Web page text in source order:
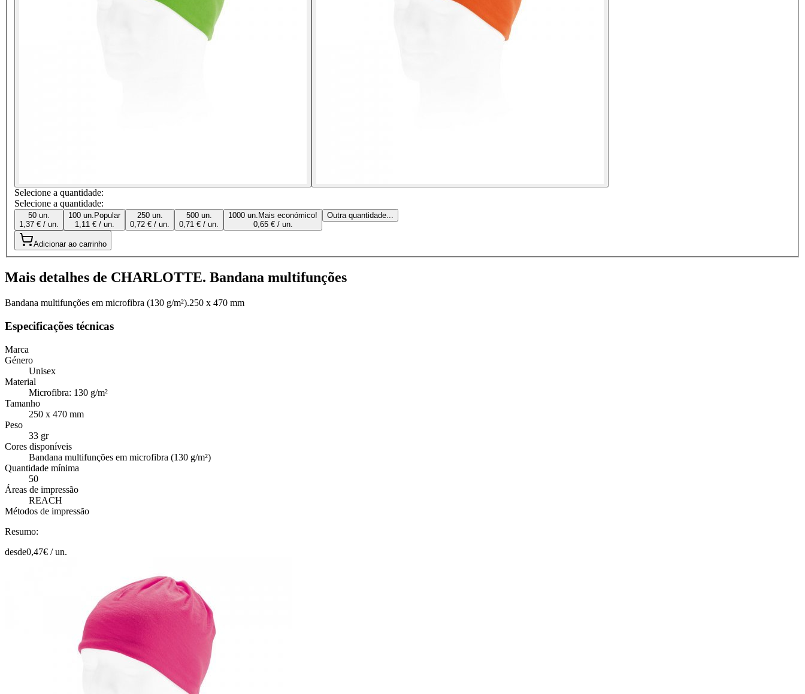
Selecione a quantidade:
Selecione a quantidade:
50 un.
1,37 € / un.
100 un. Popular
1,11 € / un.
250 un.
0,72 € / un.
500 un.
0,71 € / un.
1000 un. Mais económico!
0,65 € / un.
Outra quantidade...
Adicionar ao carrinho
Mais detalhes de CHARLOTTE. Bandana multifunções
Bandana multifunções em microfibra (130 g/m²).250 x 470 mm
Especificações técnicas
Marca
Género
Unisex
Material
Microfibra: 130 g/m²
Tamanho
250 x 470 mm
Peso
33 gr
Cores disponíveis
Bandana multifunções em microfibra (130 g/m²)
Quantidade mínima
50
Áreas de impressão
REACH
Métodos de impressão
Resumo:
desde0,47€ /un.